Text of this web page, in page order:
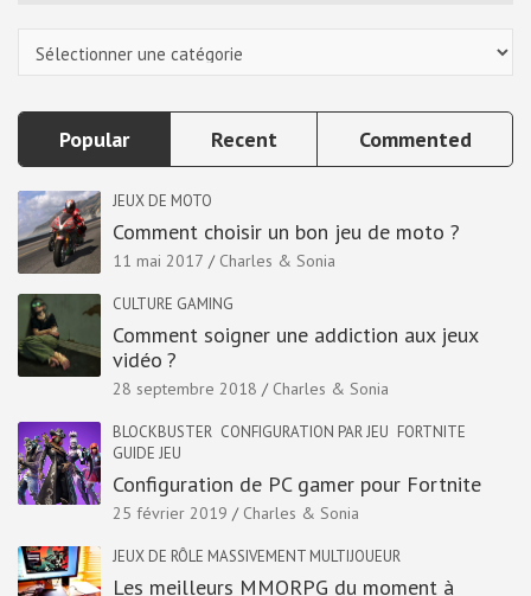
Popular Recent Commented
JEUX DE MOTO
Comment choisir un bon jeu de moto ?
11 mai 2017 Charles & Sonia
CULTURE GAMING
Comment soigner une addiction aux jeux
vidéo ?
28 septembre 2018 Charles & Sonia
BLOCKBUSTER CONFIGURATION PAR JEU FORTNITE
GUIDE JEU
Configuration de PC gamer pour Fortnite
25 février 2019 Charles & Sonia
JEUX DE RÔLE MASSIVEMENT MULTIJOUEUR
Les meilleurs MMORPG du moment à